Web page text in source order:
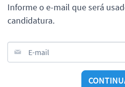
Informe o e-mail que será
candidatura.
E-mail